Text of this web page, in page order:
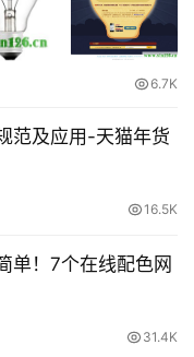
6.7K
范及应用-天猫年货
16.5K
单！7个在线配色网
31.4K